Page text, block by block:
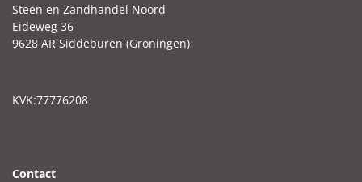
Steen en Zandhandel Noord
Eideweg 36
9628 AR Siddeburen (Groningen)
KVK:77776208
Contact